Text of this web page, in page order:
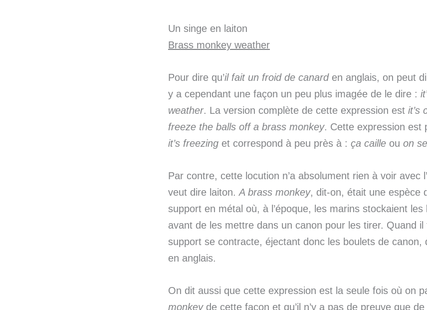
Un singe en laiton
Brass monkey weather
Pour dire qu’il fait un froid de canarden anglais, on peut
y a cependant une façon un peu plus imagée de le dire :
weather. La version complète de cette expression est it’s
freeze the balls off a brass monkey. Cette expression est
it’s freezing et correspond à peu près à : ça caille ou on
Par contre, cette locution n’a absolument rien à voir avec
veut dire laiton. A brass monkey, dit-on, était une espèce
support en métal où, à l’époque, les marins stockaient les
avant de les mettre dans un canon pour les tirer. Quand
support se contracte, éjectant donc les boulets de canon,
en anglais.
On dit aussi que cette expression est la seule fois où on
monkeyde cette façon et qu’il n’y a pas de preuve que